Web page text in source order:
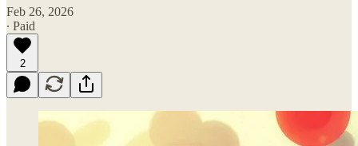
Feb 26, 2026
∙ Paid
2